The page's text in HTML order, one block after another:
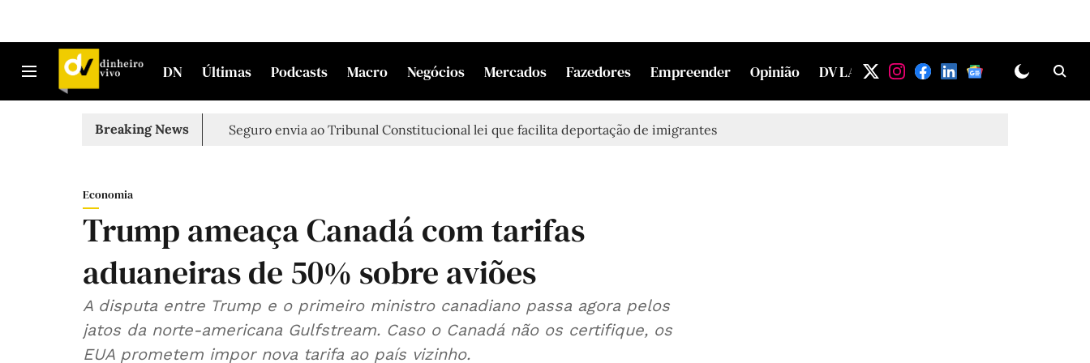
DN Últimas Podcasts Macro Negócios Mercados Fazedores Empreender Opinião DV LAB
Breaking News Seguro envia ao Tribunal Constitucional lei que facilita deportação de imigrantes
Economia
Trump ameaça Canadá com tarifas
aduaneiras de 50% sobre aviões
A disputa entre Trump e o primeiro ministro canadiano passa agora pelos
jatos da norte-americana Gulfstream. Caso o Canadá não os certifique, os
EUA prometem impor nova tarifa ao país vizinho.